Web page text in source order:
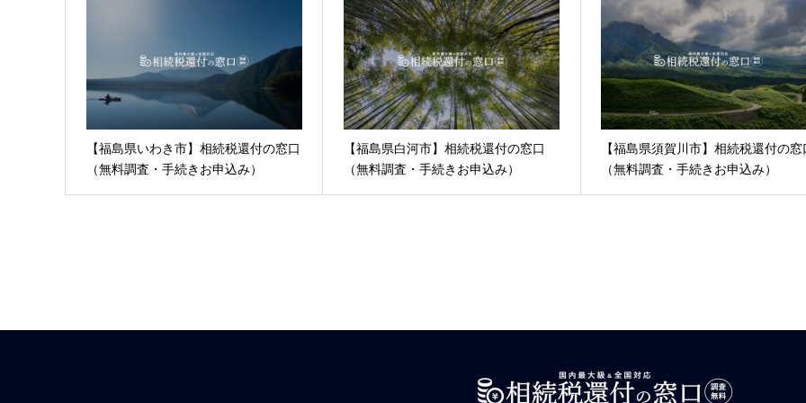
【福島県いわき市】相続税還付の窓口
（無料調査・手続きお申込み）
【福島県白河市】相続税還付の窓口
（無料調査・手続きお申込み）
【福島県須賀川市】相続税還付の窓
（無料調査・手続きお申込み）